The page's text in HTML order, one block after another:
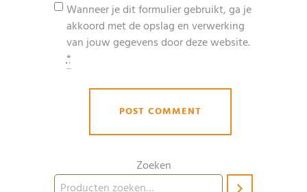
Wanneer je dit formulier gebruikt, ga je
akkoord met de opslag en verwerking
van jouw gegevens door deze website.
*
Zoeken